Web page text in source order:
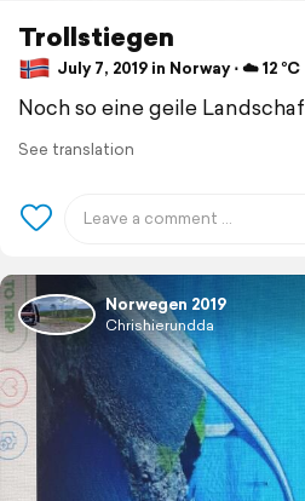
Trollstiegen
July 7, 2019 in Norway ⋅ ☁️ 12 °C
Noch so eine geile
See translation
Norwegen 2019
Chrishierundda